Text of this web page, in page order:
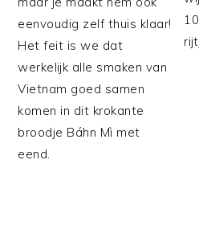
eenvoudig zelf thuis klaar!
Het feit is we dat
werkelijk alle smaken van
Vietnam goed samen
komen in dit krokante
broodje Báhn Mì met
eend.